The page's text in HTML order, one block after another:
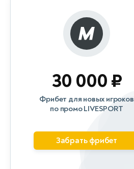
30 000 ₽
Фрибет для новых игроков
по промо LIVESPORT
Забрать фрибет